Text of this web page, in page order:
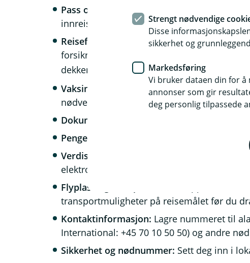
Pass og visum:
Sjekk at passet er gyldig i
innreise, og om du trenger visum.
Reiseforsikring:
Sjekk at du har god nok
forsikringsbeviset lett tilgjengelig. Usikker
dekker?
Sjekk Min side.
Vaksiner og helse:
Sjekk om du trenger
nødvendige medisiner.
Dokumenter:
Penger og betaling:
Ha både kort og litt
Verdisaker:
Pakk smart og bruk en sikker
elektronikk.
Flyplass og reiseplaner:
transportmuligheter på reisemålet før du
Kontaktinformasjon: Lagre nummeret til
International: +45 70 10 50 50) og andre
Sikkerhet og nødnummer: Sett deg inn i
Strengt nødvendige
Disse
sikkerhet og
Markedsføring
Vi bruker dataen din for
annonser som gir
deg personlig tilpassede